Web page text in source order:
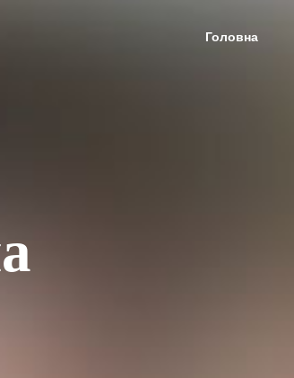
Головна